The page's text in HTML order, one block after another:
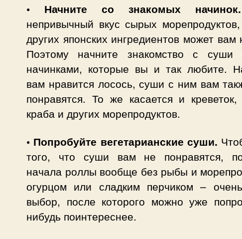
• Начните со знакомых начинок.
непривычный вкус сырых
других японских ингредиентов может вам
Поэтому начните знакомство с
начинками, которые вы и так любите.
вам нравится лосось, суши с ним вам
понравятся. То же касается и
краба и других морепродуктов.
• Попробуйте вегетарианские суши.
того, что суши вам не понравятся,
начала роллы вообще без рыбы и
огурцом или сладким перчиком –
выбор, после которого можно уже
нибудь поинтереснее.